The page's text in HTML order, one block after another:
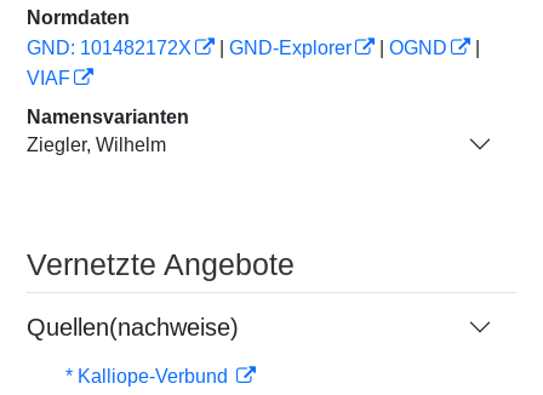
Normdaten
GND: 101482172X
GND-Explorer OGND
VIAF
Namensvarianten
Ziegler, Wilhelm
Vernetzte Angebote
Quellen(nachweise)
* Kalliope-Verbund